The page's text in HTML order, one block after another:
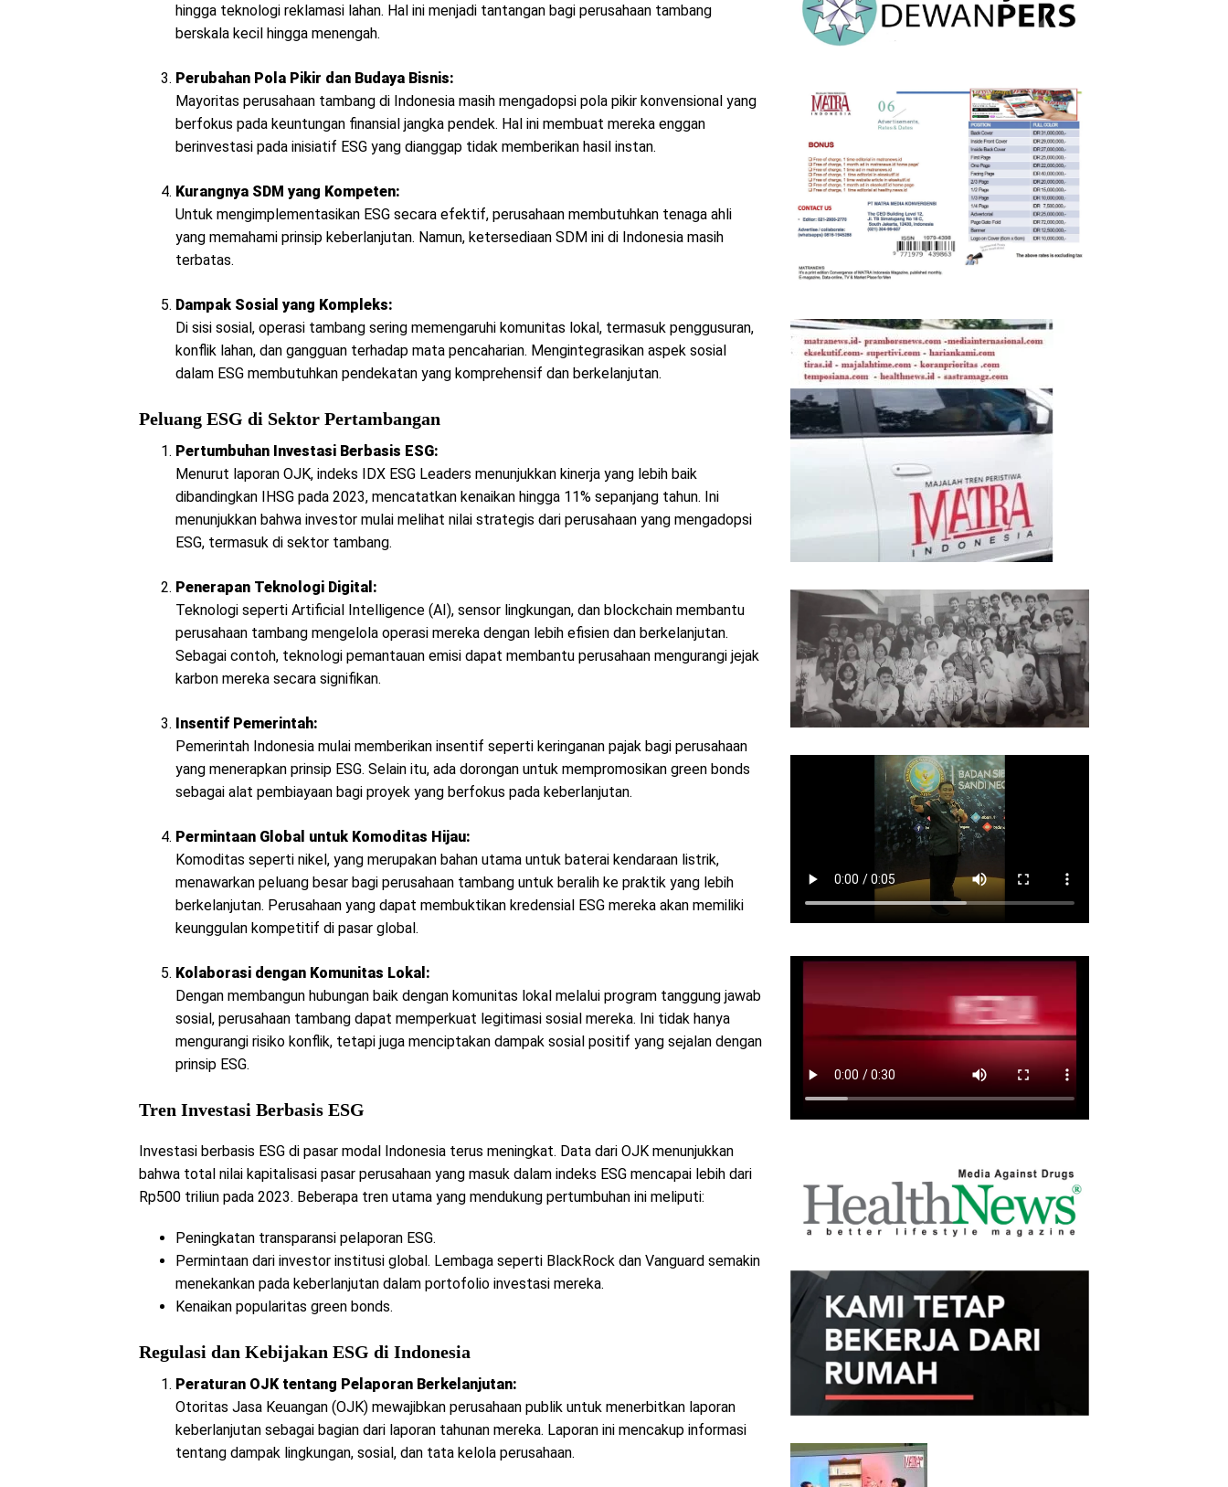
hingga teknologi reklamasi lahan. Hal ini menjadi tantangan bagi perusahaan tambang
berskala kecil hingga menengah.
Perubahan Pola Pikir dan Budaya Bisnis:
Mayoritas perusahaan tambang di Indonesia masih mengadopsi pola pikir konvensional yang
berfokus pada keuntungan finansial jangka pendek. Hal ini membuat mereka enggan
berinvestasi pada inisiatif ESG yang dianggap tidak memberikan hasil instan.
Kurangnya SDM yang Kompeten:
Untuk mengimplementasikan ESG secara efektif, perusahaan membutuhkan tenaga ahli
yang memahami prinsip keberlanjutan. Namun, ketersediaan SDM ini di Indonesia masih
terbatas.
Dampak Sosial yang Kompleks:
Di sisi sosial, operasi tambang sering memengaruhi komunitas lokal, termasuk penggusuran,
konflik lahan, dan gangguan terhadap mata pencaharian. Mengintegrasikan aspek sosial
dalam ESG membutuhkan pendekatan yang komprehensif dan berkelanjutan.
Peluang ESG di Sektor Pertambangan
Pertumbuhan Investasi Berbasis ESG:
Menurut laporan OJK, indeks IDX ESG Leaders menunjukkan kinerja yang lebih baik
dibandingkan IHSG pada 2023, mencatatkan kenaikan hingga 11% sepanjang tahun. Ini
menunjukkan bahwa investor mulai melihat nilai strategis dari perusahaan yang mengadopsi
ESG, termasuk di sektor tambang.
Penerapan Teknologi Digital:
Teknologi seperti Artificial Intelligence (AI), sensor lingkungan, dan blockchain membantu
perusahaan tambang mengelola operasi mereka dengan lebih efisien dan berkelanjutan.
Sebagai contoh, teknologi pemantauan emisi dapat membantu perusahaan mengurangi jejak
karbon mereka secara signifikan.
Insentif Pemerintah:
Pemerintah Indonesia mulai memberikan insentif seperti keringanan pajak bagi perusahaan
yang menerapkan prinsip ESG. Selain itu, ada dorongan untuk mempromosikan green bonds
sebagai alat pembiayaan bagi proyek yang berfokus pada keberlanjutan.
Permintaan Global untuk Komoditas Hijau:
Komoditas seperti nikel, yang merupakan bahan utama untuk baterai kendaraan listrik,
menawarkan peluang besar bagi perusahaan tambang untuk beralih ke praktik yang lebih
berkelanjutan. Perusahaan yang dapat membuktikan kredensial ESG mereka akan memiliki
keunggulan kompetitif di pasar global.
Kolaborasi dengan Komunitas Lokal:
Dengan membangun hubungan baik dengan komunitas lokal melalui program tanggung jawab
sosial, perusahaan tambang dapat memperkuat legitimasi sosial mereka. Ini tidak hanya
mengurangi risiko konflik, tetapi juga menciptakan dampak sosial positif yang sejalan dengan
prinsip ESG.
Tren Investasi Berbasis ESG
Investasi berbasis ESG di pasar modal Indonesia terus meningkat. Data dari OJK menunjukkan
bahwa total nilai kapitalisasi pasar perusahaan yang masuk dalam indeks ESG mencapai lebih dari
Rp500 triliun pada 2023. Beberapa tren utama yang mendukung pertumbuhan ini meliputi:
Peningkatan transparansi pelaporan ESG.
Permintaan dari investor institusi global. Lembaga seperti BlackRock dan Vanguard semakin
menekankan pada keberlanjutan dalam portofolio investasi mereka.
Kenaikan popularitas green bonds.
Regulasi dan Kebijakan ESG di Indonesia
Peraturan OJK tentang Pelaporan Berkelanjutan:
Otoritas Jasa Keuangan (OJK) mewajibkan perusahaan publik untuk menerbitkan laporan
keberlanjutan sebagai bagian dari laporan tahunan mereka. Laporan ini mencakup informasi
tentang dampak lingkungan, sosial, dan tata kelola perusahaan.